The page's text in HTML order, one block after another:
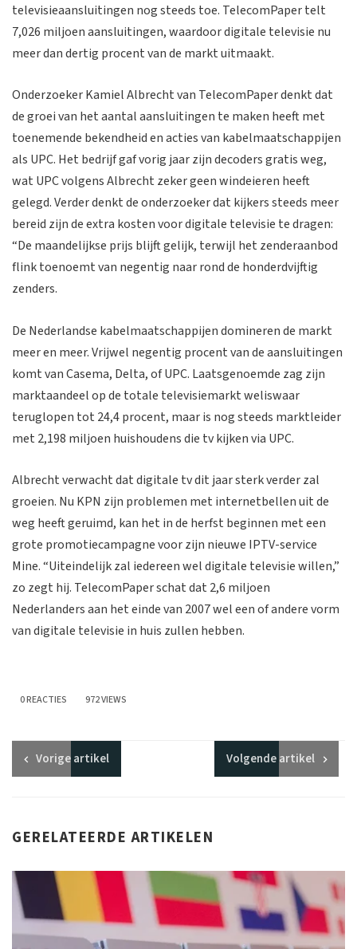
televisieaansluitingen nog steeds toe. TelecomPaper telt
7,026 miljoen aansluitingen, waardoor digitale televisie nu
meer dan dertig procent van de markt uitmaakt.
Onderzoeker Kamiel Albrecht van TelecomPaper denkt dat
de groei van het aantal aansluitingen te maken heeft met
toenemende bekendheid en acties van kabelmaatschappijen
als UPC. Het bedrijf gaf vorig jaar zijn decoders gratis weg,
wat UPC volgens Albrecht zeker geen windeieren heeft
gelegd. Verder denkt de onderzoeker dat kijkers steeds meer
bereid zijn de extra kosten voor digitale televisie te dragen:
“De maandelijkse prijs blijft gelijk, terwijl het zenderaanbod
flink toenoemt van negentig naar rond de honderdvijftig
zenders.
De Nederlandse kabelmaatschappijen domineren de markt
meer en meer. Vrijwel negentig procent van de aansluitingen
komt van Casema, Delta, of UPC. Laatsgenoemde zag zijn
marktaandeel op de totale televisiemarkt weliswaar
teruglopen tot 24,4 procent, maar is nog steeds marktleider
met 2,198 miljoen huishoudens die tv kijken via UPC.
Albrecht verwacht dat digitale tv dit jaar sterk verder zal
groeien. Nu KPN zijn problemen met internetbellen uit de
weg heeft geruimd, kan het in de herfst beginnen met een
grote promotiecampagne voor zijn nieuwe IPTV-service
Mine. “Uiteindelijk zal iedereen wel digitale televisie willen,”
zo zegt hij. TelecomPaper schat dat 2,6 miljoen
Nederlanders aan het einde van 2007 wel een of andere vorm
van digitale televisie in huis zullen hebben.
0 REACTIES 972 VIEWS
Vorigeartikel Volgendeartikel
GERELATEERDE ARTIKELEN